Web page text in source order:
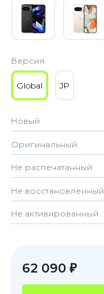
Версия
Global JP
Новый
Оригинальный
Не распечатанный
Не восстановленный
Не активированный
62 090 ₽